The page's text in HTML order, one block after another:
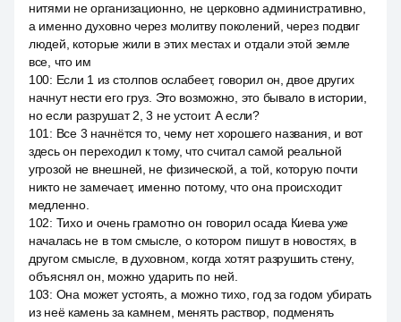
нитями не организационно, не церковно административно,
а именно духовно через молитву поколений, через подвиг
людей, которые жили в этих местах и отдали этой земле
все, что им
100: Если 1 из столпов ослабеет, говорил он, двое других
начнут нести его груз. Это возможно, это бывало в истории,
но если разрушат 2, 3 не устоит. А если?
101 : Все 3 начнётся то, чему нет хорошего названия, и вот
здесь он переходил к тому, что считал самой реальной
угрозой не внешней, не физической, а той, которую почти
никто не замечает, именно потому, что она происходит
медленно.
102: Тихо и очень грамотно он говорил осада Киева уже
началась не в том смысле, о котором пишут в новостях, в
другом смысле, в духовном, когда хотят разрушить стену,
объяснял он, можно ударить по ней.
103: Она может устоять, а можно тихо, год за годом убирать
из неё камень за камнем, менять раствор, подменять